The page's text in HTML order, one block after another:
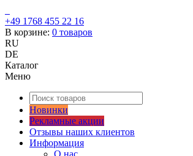
+49 1768 455 22 16
В корзине: 0 товаров
RU
DE
Каталог
Меню
Новинки
Рекламные акции
Отзывы наших клиентов
Информация
О нас